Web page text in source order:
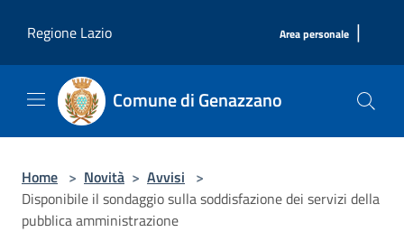
Regione Lazio
Area personale |
Comune di Genazzano
Home > Novità > Avvisi >
Disponibile il sondaggio sulla soddisfazione dei servizi della
pubblica amministrazione